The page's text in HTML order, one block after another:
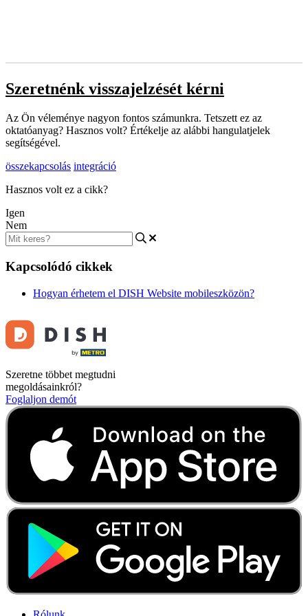
Szeretnénk visszajelzését kérni
Az Ön véleménye nagyon fontos számunkra. Tetszett ez az
oktatóanyag? Hasznos volt? Értékelje az alábbi hangulatjelek
segítségével.
összekapcsolás integráció
Hasznos volt ez a cikk?
Igen
Nem
Kapcsolódó cikkek
Hogyan érhetem el DISH Website mobileszközön?
Szeretne többet megtudni
megoldásainkról?
Foglaljon demót